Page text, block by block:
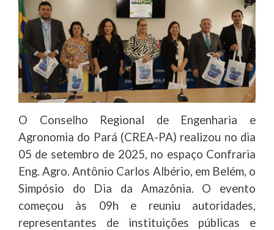
O Conselho Regional de Engenharia e
Agronomia do Pará (CREA-PA) realizou no dia
05 de setembro de 2025, no espaço Confraria
Eng. Agro. Antônio Carlos Albério, em Belém, o
Simpósio do Dia da Amazônia. O evento
começou às 09h e reuniu autoridades,
representantes de instituições públicas e